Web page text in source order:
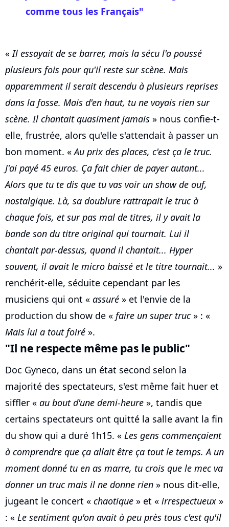
comme tous les Français"
«Il essayait de se barrer, mais la sécu l'a poussé
plusieurs fois pour qu'il reste sur scène. Mais
apparemment il serait descendu à plusieurs reprises
dans la fosse. Mais d'en haut, tu ne voyais rien sur
scène. Il chantait quasiment jamais » nous confie-t-
elle, frustrée, alors qu'elle s'attendait à passer un
bon moment. «Au prix des places, c'est ça le truc.
J'ai payé 45 euros. Ça fait chier de payer autant...
Alors que tu te dis que tu vas voir un show de ouf,
nostalgique. Là, sa doublure rattrapait le truc à
chaque fois, et sur pas mal de titres, il y avait la
bande son du titre original qui tournait. Lui il
chantait par-dessus, quand il chantait... Hyper
souvent, il avait le micro baissé et le titre tournait... »
renchérit-elle, séduite cependant par les
musiciens qui ont « assuré » et l'envie de la
production du show de « faire un super truc» : «
Mais lui a tout foiré ».
"Il ne respecte même pas le public"
Doc Gyneco, dans un état second selon la
majorité des spectateurs, s'est même fait huer et
siffler « au bout d'une demi-heure », tandis que
certains spectateurs ont quitté la salle avant la fin
du show qui a duré 1h15. « Les gens commençaient
à comprendre que ça allait être ça tout le temps. A un
moment donné tu en as marre, tu crois que le mec va
donner un truc mais il ne donne rien » nous dit-elle,
jugeant le concert « chaotique » et « irrespectueux »
: « Le sentiment qu'on avait à peu près tous c'est qu'il